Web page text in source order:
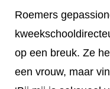
Roemers
op een breuk. Ze
een vrouw, maar